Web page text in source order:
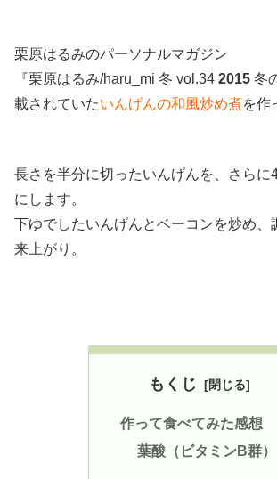
栗原はるみのパーソナルマガジン
『栗原はるみ/haru_mi 冬 vol.34 2015 冬
載されていたいんげんの和風炒め煮を作
長さを半分に切ったいんげんを、さらに
にします。
下ゆでしたいんげんとベーコンを炒め、
来上がり。
もくじ
作って食べてみた感想
葉酸（ビタミンB群）